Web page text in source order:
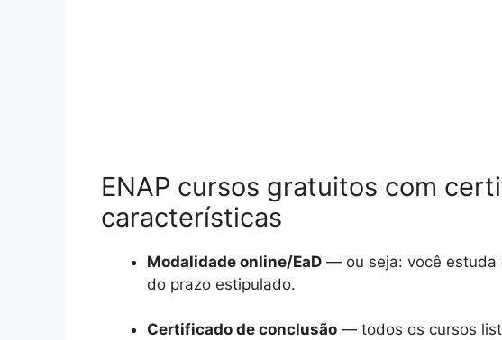
ENAP cursos gratuitos com
características
Modalidade online/EaD — ou seja: você estuda
do prazo estipulado.
Certificado de conclusão — todos os cursos